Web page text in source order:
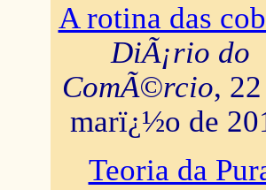
A rotina das
DiÃ¡rio do
ComÃ©rcio,
marï¿½o de
Teoria da